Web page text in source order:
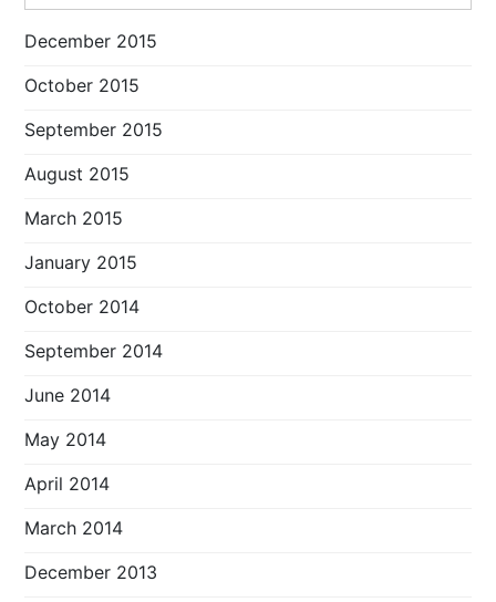
December 2015
October 2015
September 2015
August 2015
March 2015
January 2015
October 2014
September 2014
June 2014
May 2014
April 2014
March 2014
December 2013